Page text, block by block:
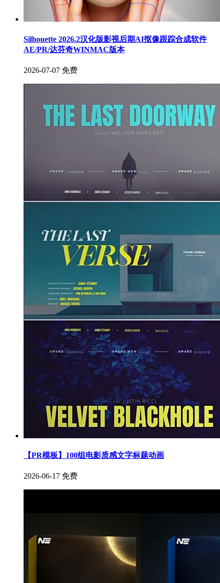
Silhouette 2026.2汉化版影视后期AI抠像跟踪合成软件
AE/PR/达芬奇WINMAC版本
2026-07-07 免费
【PR模板】100组电影质感文字标题动画
2026-06-17 免费